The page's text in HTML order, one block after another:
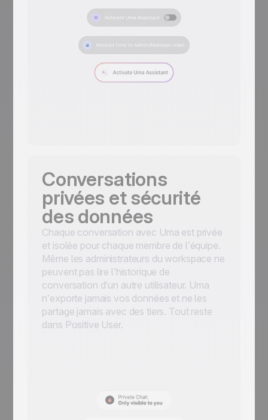
Conversations
privées et sécurité
des données
Chaque conversation avec Uma est privée
et isolée pour chaque membre de l’équipe.
Même les administrateurs du workspace ne
peuvent pas lire l’historique de
conversation d’un autre utilisateur. Uma
n’exporte jamais vos données et ne les
partage jamais avec des tiers. Tout reste
dans Positive User.